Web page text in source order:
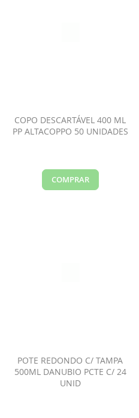
COPO DESCARTÁVEL 400 ML
PP ALTACOPPO 50 UNIDADES
COMPRAR
POTE REDONDO C/ TAMPA
500ML DANUBIO PCTE C/ 24
UNID